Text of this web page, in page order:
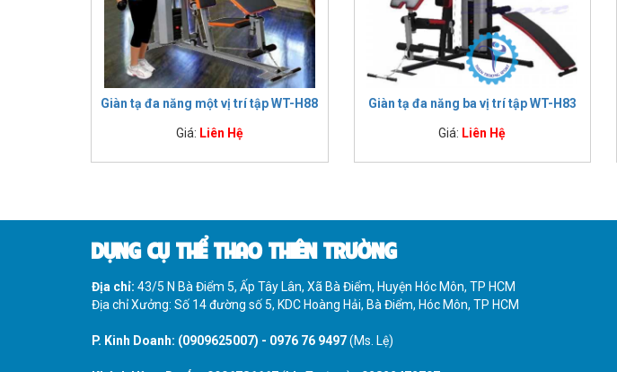
Giàn tạ đa năng một vị trí tập WT-H88
Giá: Liên Hệ
Giàn tạ đa năng ba vị trí tập WT-H83
Giá: Liên Hệ
DỤNG CỤ THỂ THAO THIÊN TRƯỜNG
Địa chỉ: 43/5 N Bà Điểm 5, Ấp Tây Lân, Xã Bà Điểm, Huyện Hóc Môn, TP HCM
Địa chỉ Xưởng: Số 14 đường số 5, KDC Hoàng Hải, Bà Điểm, Hóc Môn, TP HCM
P. Kinh Doanh: (0909625007) - 0976 76 9497(Ms. Lệ)